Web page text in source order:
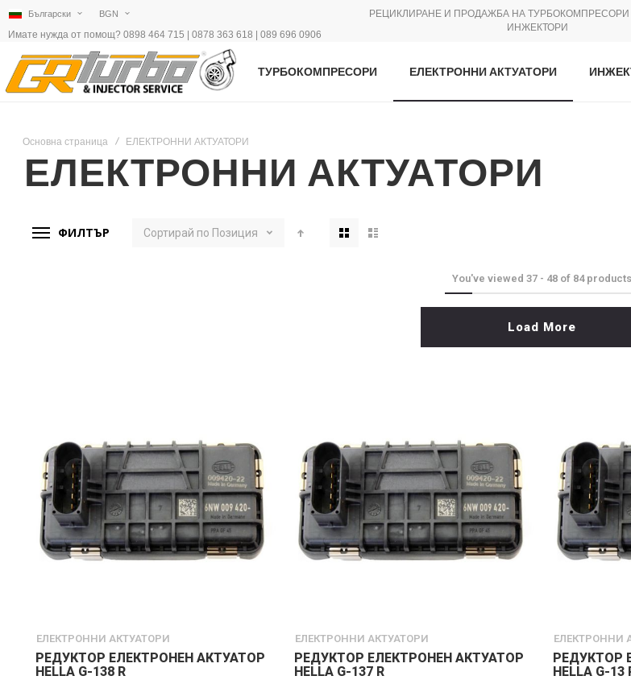
Български BGN
Имате нужда от помощ? 0898 464 715 | 0878 363 618 | 089 696 0906
РЕЦИКЛИРАНЕ И ПРОДАЖБА НА
ИНЖЕКТОРИ
ТУРБОКОМПРЕСОРИ ЕЛЕКТРОННИ АКТУАТОРИ
Основна страница ЕЛЕКТРОННИ АКТУАТОРИ
ЕЛЕКТРОННИ АКТУАТОРИ
ФИЛТЪР Сортирай по Позиция
Виж
като
You've viewed 37- 48of 84products
Load More
ЕЛЕКТРОННИ АКТУАТОРИ
РЕДУКТОР ЕЛЕКТРОНЕН АКТУАТОР
HELLA G-138 R
ЕЛЕКТРОННИ АКТУАТОРИ
РЕДУКТОР ЕЛЕКТРОНЕН АКТУАТОР
HELLA G-137 R
ЕЛЕКТРОННИ
РЕДУКТОР
HELLA G-13